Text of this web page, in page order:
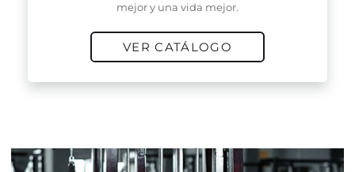
mejor y una vida mejor.
VER CATÁLOGO